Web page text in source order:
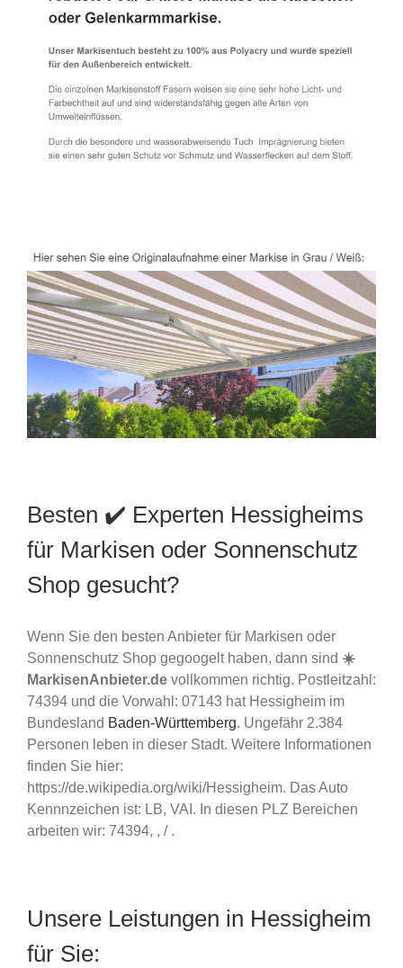
Besten ✔️ Experten Hessigheims
für Markisen oder Sonnenschutz
Shop gesucht?
Wenn Sie den besten Anbieter für Markisen oder
Sonnenschutz Shop gegoogelt haben, dann sind ☀️
MarkisenAnbieter.de vollkommen richtig. Postleitzahl:
74394 und die Vorwahl: 07143 hat Hessigheim im
Bundesland Baden-Württemberg. Ungefähr 2.384
Personen leben in dieser Stadt. Weitere Informationen
finden Sie hier:
https://de.wikipedia.org/wiki/Hessigheim. Das Auto
Kennnzeichen ist: LB, VAI. In diesen PLZ Bereichen
arbeiten wir: 74394, , / .
Unsere Leistungen in Hessigheim
für Sie: